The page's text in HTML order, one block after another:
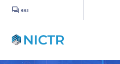
Bilgi Bankası